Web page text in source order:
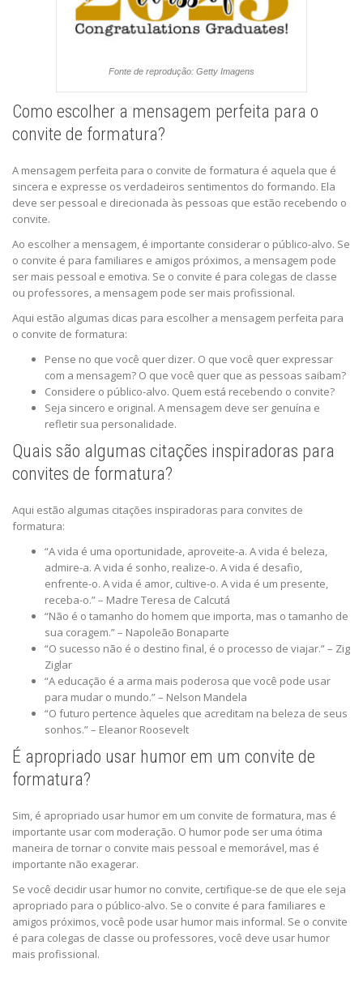
Fonte de reprodução: Getty Imagens
Como escolher a mensagem perfeita para o
convite de formatura?
A mensagem perfeita para o convite de formatura é aquela que é
sincera e expresse os verdadeiros sentimentos do formando. Ela
deve ser pessoal e direcionada às pessoas que estão recebendo o
convite.
Ao escolher a mensagem, é importante considerar o público-alvo. Se
o convite é para familiares e amigos próximos, a mensagem pode
ser mais pessoal e emotiva. Se o convite é para colegas de classe
ou professores, a mensagem pode ser mais profissional.
Aqui estão algumas dicas para escolher a mensagem perfeita para
o convite de formatura:
Pense no que você quer dizer. O que você quer expressar
com a mensagem? O que você quer que as pessoas saibam?
Considere o público-alvo. Quem está recebendo o convite?
Seja sincero e original. A mensagem deve ser genuína e
refletir sua personalidade.
Quais são algumas citações inspiradoras para
convites de formatura?
Aqui estão algumas citações inspiradoras para convites de
formatura:
“A vida é uma oportunidade, aproveite-a. A vida é beleza,
admire-a. A vida é sonho, realize-o. A vida é desafio,
enfrente-o. A vida é amor, cultive-o. A vida é um presente,
receba-o.” – Madre Teresa de Calcutá
“Não é o tamanho do homem que importa, mas o tamanho de
sua coragem.” – Napoleão Bonaparte
“O sucesso não é o destino final, é o processo de viajar.” – Zig
Ziglar
“A educação é a arma mais poderosa que você pode usar
para mudar o mundo.” – Nelson Mandela
“O futuro pertence àqueles que acreditam na beleza de seus
sonhos.” – Eleanor Roosevelt
É apropriado usar humor em um convite de
formatura?
Sim, é apropriado usar humor em um convite de formatura, mas é
importante usar com moderação. O humor pode ser uma ótima
maneira de tornar o convite mais pessoal e memorável, mas é
importante não exagerar.
Se você decidir usar humor no convite, certifique-se de que ele seja
apropriado para o público-alvo. Se o convite é para familiares e
amigos próximos, você pode usar humor mais informal. Se o convite
é para colegas de classe ou professores, você deve usar humor
mais profissional.